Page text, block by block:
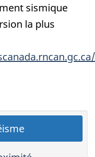
sismique
la plus